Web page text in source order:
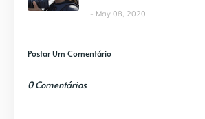
May 08, 2020
Postar Um Comentário
0 Comentários